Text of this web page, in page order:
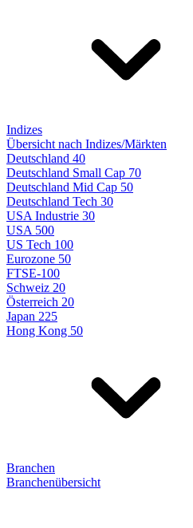
Indizes
Übersicht nach Indizes/Märkten
Deutschland 40
Deutschland Small Cap 70
Deutschland Mid Cap 50
Deutschland Tech 30
USA Industrie 30
USA 500
US Tech 100
Eurozone 50
FTSE-100
Schweiz 20
Österreich 20
Japan 225
Hong Kong 50
Branchen
Branchenübersicht